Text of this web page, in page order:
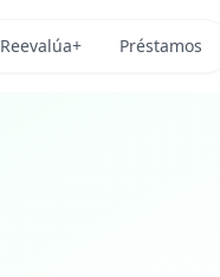
Reevalúa+ Préstamos